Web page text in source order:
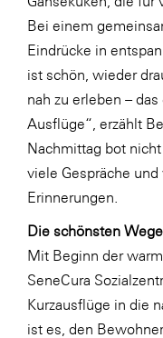
Lidl Österreich
Die Menü-
OMV
OptimaMed
PAGRO
Primark
Salesforce
sebamed
Bei einem
Eindrücke in
ist schön, wieder
nah zu erleben –
Ausflüge“, erzählt
Nachmittag bot
viele Gespräche
Erinnerungen.
Die schönsten
Mit Beginn der
SeneCura
Kurzausflüge in die
ist es, den